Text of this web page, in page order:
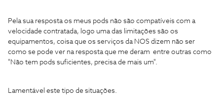
Pela sua resposta os meus pods não são compatíveis com a
velocidade contratada, logo uma das limitações são os
equipamentos, coisa que os serviços da NOS dizem não ser
como se pode ver na resposta que me deram entre outras como
"Não tem pods suficientes, precisa de mais um".
Lamentável este tipo de situações.